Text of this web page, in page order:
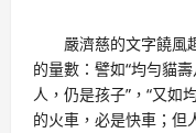
嚴濟慈的文字饒風趣
的量數：譬如“均勻貓
人，仍是孩子”，“又如
的火車，必是快車；但